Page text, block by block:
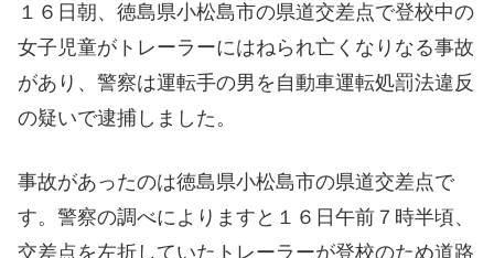
１６日朝、徳島県小松島市の県道交差点で登校中の
女子児童がトレーラーにはねられ亡くなりなる事故
があり、警察は運転手の男を自動車運転処罰法違反
の疑いで逮捕しました。
事故があったのは徳島県小松島市の県道交差点で
す。警察の調べによりますと１６日午前７時半頃、
交差点を左折していたトレーラーが登校のため道路